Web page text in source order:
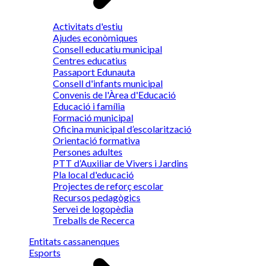
Activitats d'estiu
Ajudes econòmiques
Consell educatiu municipal
Centres educatius
Passaport Edunauta
Consell d'infants municipal
Convenis de l'Àrea d'Educació
Educació i família
Formació municipal
Oficina municipal d’escolarització
Orientació formativa
Persones adultes
PTT d’Auxiliar de Vivers i Jardins
Pla local d'educació
Projectes de reforç escolar
Recursos pedagògics
Servei de logopèdia
Treballs de Recerca
Entitats cassanenques
Esports